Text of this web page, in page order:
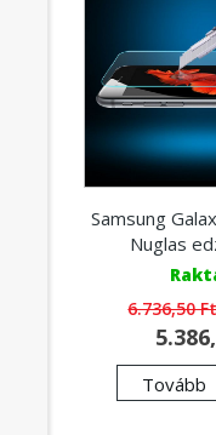
Samsung
Nuglas
6.736,50
Tovább